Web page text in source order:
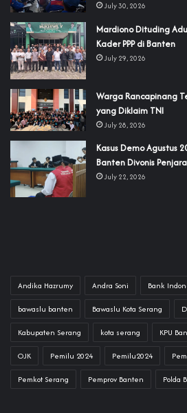
July 30, 2026
‎Mardiono Dituding
Kader PPP di Banten
July 29, 2026
‎Warga Rancapinang
yang Diklaim TNI‎‎
July 28, 2026
‎Kasus Demo Agustus
Banten Divonis Penjara
July 22, 2026
Andika Hazrumy Andra Soni Bank
bawaslu banten Bawaslu Kota Serang
Kabupaten Serang kota serang KPU
OJK Pemilu 2024 Pemilu2024
Pemkot Serang Pemprov Banten Polda